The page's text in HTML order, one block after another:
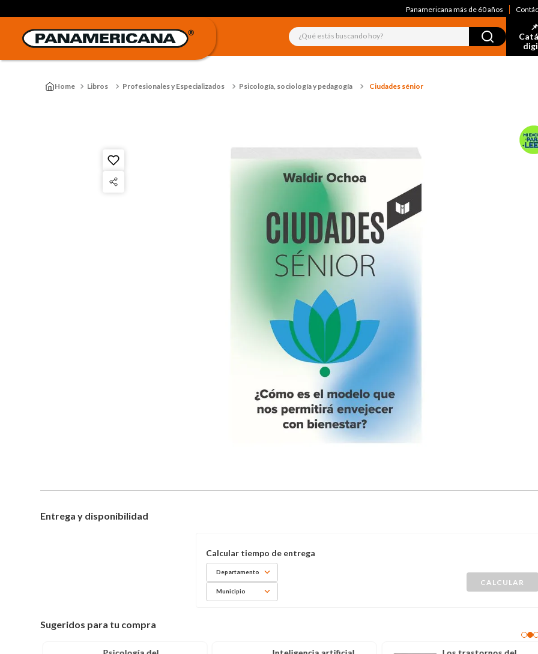
Panamericana más de 60 años
¿Qué estás buscando hoy?
Libros Profesionales y Especializados Psicología, sociología y pedagogía Ciudades sénior
Entrega y disponibilidad
Departamento
Municipio
Sugeridos para tu compra